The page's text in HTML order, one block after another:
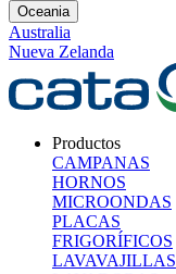
Oceania
Australia
Nueva Zelanda
Productos
CAMPANAS
HORNOS
MICROONDAS
PLACAS
FRIGORÍFICOS
LAVAVAJILLAS